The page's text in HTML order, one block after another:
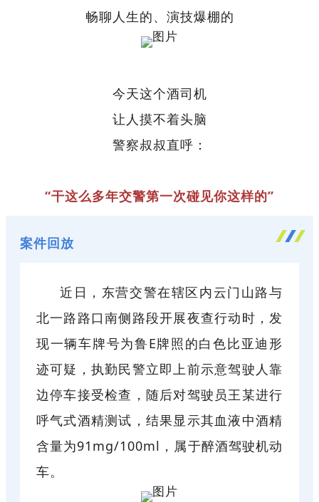
畅聊人生的、演技爆棚的
今天这个酒司机
让人摸不着头脑
警察叔叔直呼：
“干这么多年交警第一次碰见你这样的”
案件回放
近日，东营交警在辖区内云门山路与
北一路路口南侧路段开展夜查行动时，发
现一辆车牌号为鲁E牌照的白色比亚迪形
迹可疑，执勤民警立即上前示意驾驶人靠
边停车接受检查，随后对驾驶员王某进行
呼气式酒精测试，结果显示其血液中酒精
含量为91mg/100ml，属于醉酒驾驶机动
车。